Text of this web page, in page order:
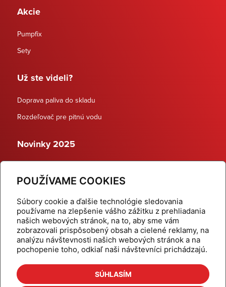
POUŽÍVAME COOKIES
Súbory cookie a ďalšie technológie sledovania
používame na zlepšenie vášho zážitku z prehliadania
našich webových stránok, na to, aby sme vám
zobrazovali prispôsobený obsah a cielené reklamy, na
analýzu návštevnosti našich webových stránok a na
pochopenie toho, odkiaľ naši návštevníci prichádzajú.
SÚHLASÍM
Akcie
Pumpfix
Sety
Už ste videli?
Doprava paliva do skladu
Rozdeľovač pre pitnú vodu
Novinky 2025
Dynamické termostatické ventily
Domov
Produkty
Aktuality
Odber šikovné tipy
Kalkulačky
Cenníky
Na stiahnutie
Referencie